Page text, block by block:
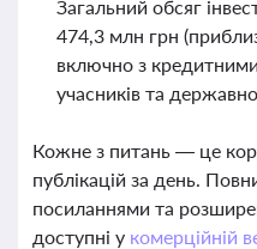
Загальний обсяг
474,3 млн грн
включно з
учасників та
Кожне з питань — це
публікацій за день.
посиланнями та
доступні у комерційній